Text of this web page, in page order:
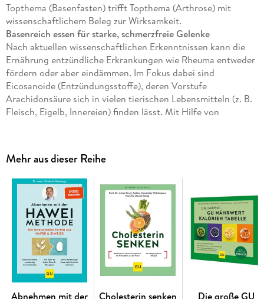
Topthema (Basenfasten) trifft Topthema (Arthrose) mit
wissenschaftlichem Beleg zur Wirksamkeit.
Basenreich essen für starke, schmerzfreie Gelenke
Nach aktuellen wissenschaftlichen Erkenntnissen kann die
Ernährung entzündliche Erkrankungen wie Rheuma entweder
fördern oder aber eindämmen. Im Fokus dabei sind
Eicosanoide (Entzündungsstoffe), deren Vorstufe
Arachidonsäure sich in vielen tierischen Lebensmitteln (z. B.
Fleisch, Eigelb, Innereien) finden lässt. Mit Hilfe von
wirken dagegen Lebensmittel, die keine/wenig
Arachidonsäure enthalten. Das sind vor allem Obst und
Gemüse sowie Lebensmittel mit Omega-3-Fettsäuren
(fettreiche Fischsorten, Lein- und Rapsöl). Die Autoren
haben in ihrer Praxis sehr positive Erfahrungen mit
Basenfasten und der Umstellung der Patienten auf
basenreiche Ernährung gemacht. Bei vielen gingen
Arthroseschmerzen deutlich zurück. Im Ratgeber erfahren die
Leser alles Wissenswerte über Gelenke, Arthrose und die
Bedeutung der Ernährung - vor allem bezogen auf Eiweiß und
den Säure-Basen-Haushalt. Mit Hilfe einer einwöchigen
Mehr aus dieser Reihe
Abnehmen mit der
Cholesterin senken
Die große GU